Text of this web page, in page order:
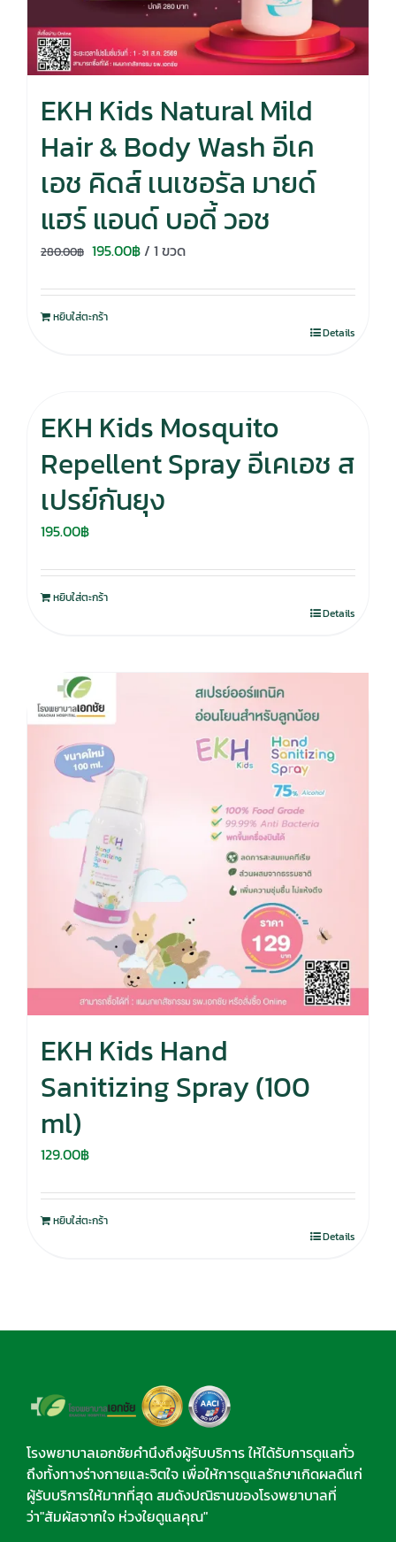
EKH Kids Natural Mild
Hair & Body Wash อีเค
เอช คิดส์ เนเชอรัล มายด์
แฮร์ แอนด์ บอดี้ วอช
280.00฿ Original
was:
280.00฿.
195.00฿Current
is:
/ 1 ขวด
หยิบใส่ตะกร้า
Details
EKH Kids Mosquito
Repellent Spray อีเคเอช ส
เปรย์กันยุง
195.00฿
หยิบใส่ตะกร้า
Details
EKH Kids Hand
Sanitizing Spray (100
ml)
129.00฿
หยิบใส่ตะกร้า
Details
โรงพยาบาลเอกชัยคำนึงถึงผู้รับบริการ ให้ได้รับการดูแลทั่ว
ถึงทั้งทางร่างกายและจิตใจ เพื่อให้การดูแลรักษาเกิดผลดีแก่
ผู้รับบริการให้มากที่สุด สมดังปณิธานของโรงพยาบาลที่
ว่า"สัมผัสจากใจ ห่วงใยดูแลคุณ"